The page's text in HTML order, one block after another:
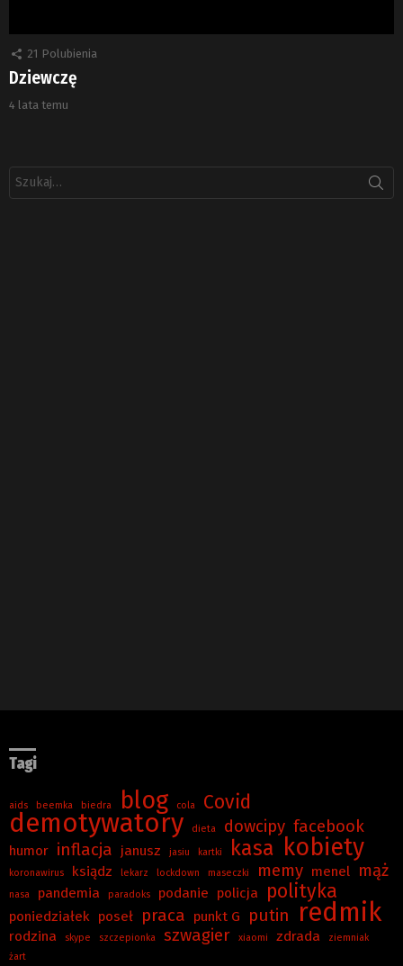
21 Polubienia
Dziewczę
4 lata temu
Tagi
aids beemka biedra blog cola Covid
demotywatory dieta dowcipy facebook
humor inflacja janusz jasiu kartki kasa kobiety
koronawirus ksiądz lekarz lockdown maseczki memy menel mąż
nasa pandemia paradoks podanie policja polityka
poniedziałek poseł praca punkt G putin redmik
rodzina skype szczepionka szwagier xiaomi zdrada
ziemniak
żart